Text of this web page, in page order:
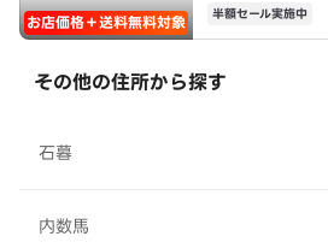
お店価格＋送料無料対象 半額セール実施中
その他の住所から探す
石暮
内数馬